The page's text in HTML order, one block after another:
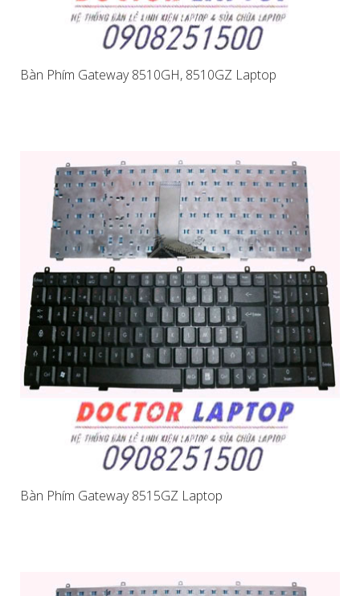
Bàn Phím Gateway 8510GH, 8510GZ Laptop
Bàn Phím Gateway 8515GZ Laptop